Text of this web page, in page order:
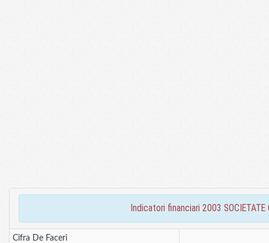
indicatori financiari 2003 SOCIETATE
Cifra De Faceri